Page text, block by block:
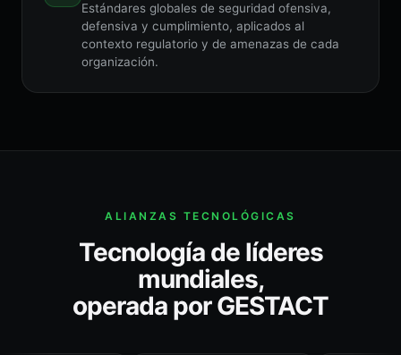
Estándares globales de seguridad ofensiva,
defensiva y cumplimiento, aplicados al
contexto regulatorio y de amenazas de cada
organización.
ALIANZAS TECNOLÓGICAS
Tecnología de líderes
mundiales,
operada por GESTACT